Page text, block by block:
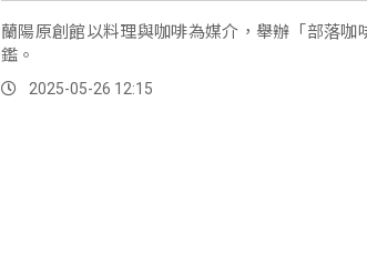
蘭陽原創館以料理與咖啡為媒介，舉辦「部落咖
鑑。
2025-05-26 12:15